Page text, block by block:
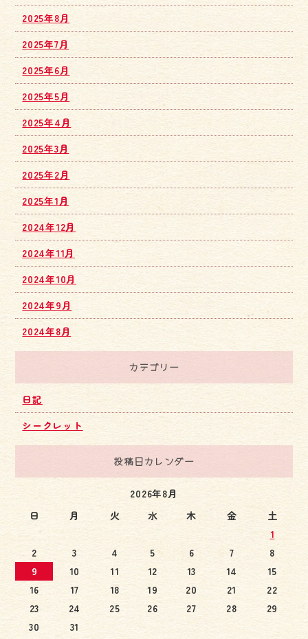
2025年8月
2025年7月
2025年6月
2025年5月
2025年4月
2025年3月
2025年2月
2025年1月
2024年12月
2024年11月
2024年10月
2024年9月
2024年8月
カテゴリー
日記
シークレット
投稿日カレンダー
2026年8月
日
月 火 水 木 金 土
1
2
3 4 5 6 7
8
9
10 11 12 13 14
15
16
17 18 19 20 21
22
23
24 25 26 27 28
29
30
31